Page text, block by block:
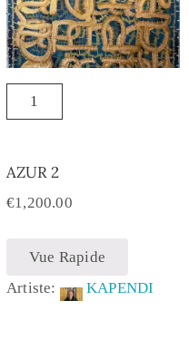
AZUR 2
€1,200.00
Vue Rapide
Artiste:
KAPENDI